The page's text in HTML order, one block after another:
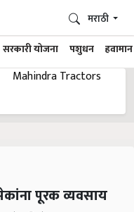
सरकारी योजना पशुधन हवामान
मराठी
पूरक व्यवसाय